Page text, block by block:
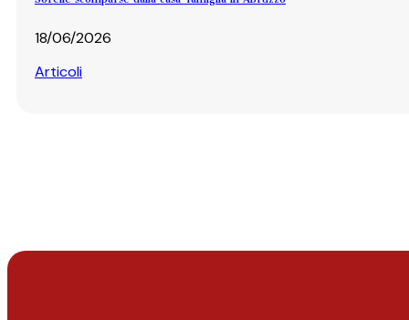
18/06/2026
Articoli